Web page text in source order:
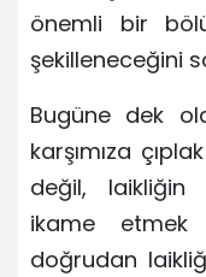
önemli bir
şekilleneceğini
Bugüne dek
karşımıza
değil, laikliğin
ikame etmek
doğrudan